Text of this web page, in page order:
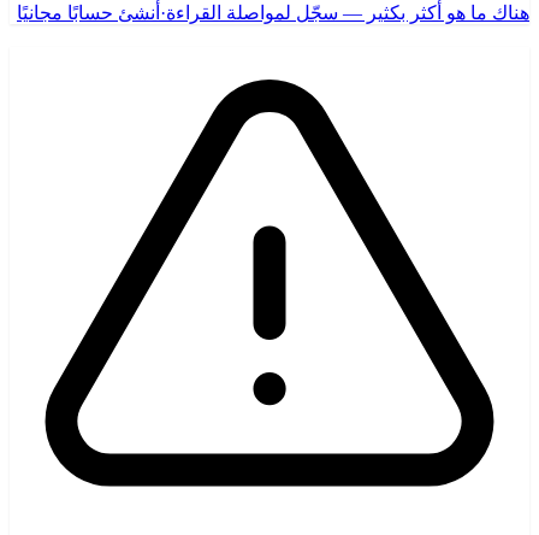
هناك ما هو أكثر بكثير — سجّل لمواصلة القراءة· أنشئ حسابًا مجانيًا